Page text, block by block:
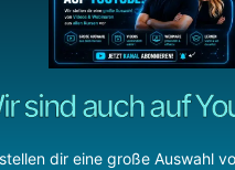
sind auch auf
dir eine große Auswahl